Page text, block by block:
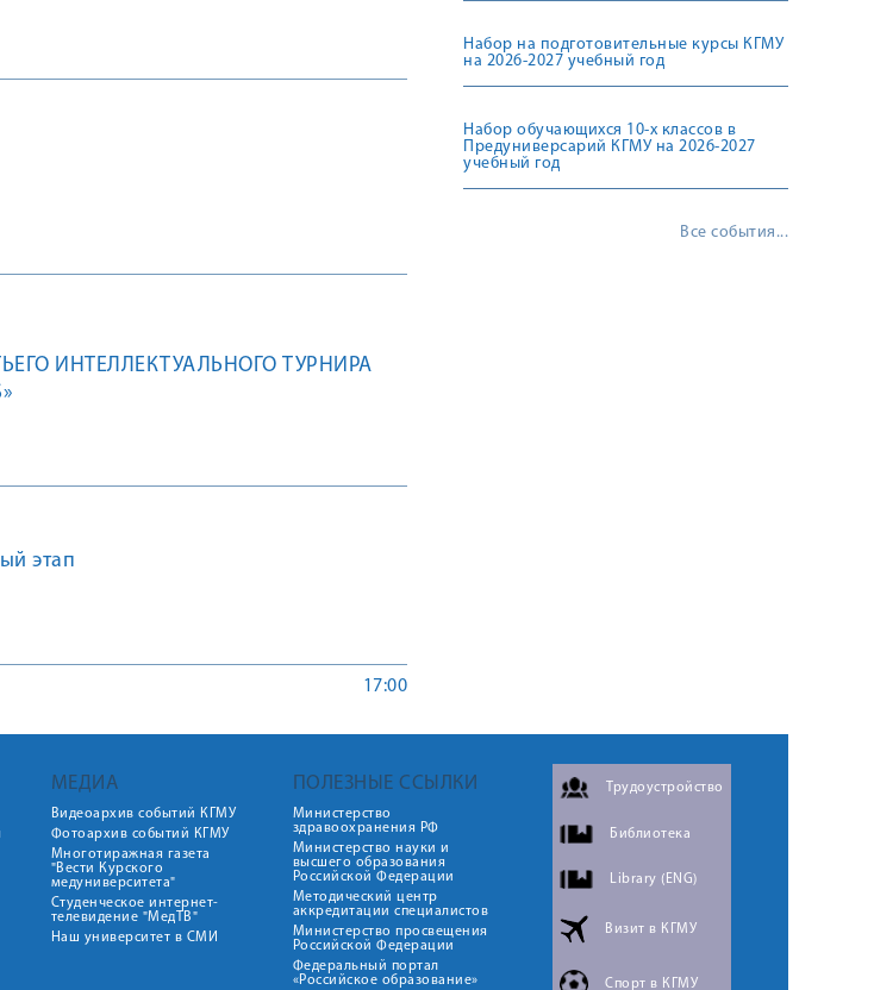
ИНТЕЛЛЕКТУАЛЬНОГО ТУРНИРА
этап
17:00
Набор на подготовительные курсы КГМУ
на 2026-2027 учебный год
Набор обучающихся 10-х классов в
Предуниверсарий КГМУ на 2026-2027
учебный год
Все события...
МЕДИА
Видеоархив событий КГМУ
Фотоархив событий КГМУ
Многотиражная газета
"Вести Курского
медуниверситета"
Студенческое интернет-
телевидение "МедТВ"
Наш университет в СМИ
ПОЛЕЗНЫЕ ССЫЛКИ
Министерство
здравоохранения РФ
Министерство науки и
высшего образования
Российской Федерации
Методический центр
аккредитации специалистов
Министерство просвещения
Российской Федерации
Федеральный портал
«Российское образование»
Трудоустройство
Библиотека
Library (ENG)
Визит в КГМУ
Спорт в КГМУ